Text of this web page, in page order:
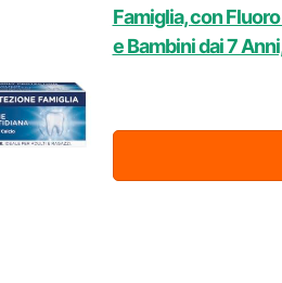
Famiglia, con
e Bambini dai 7